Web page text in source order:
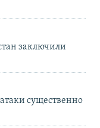
заключили
существенно